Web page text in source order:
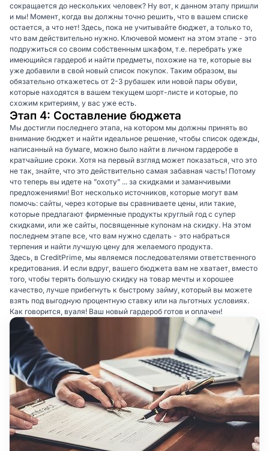
сокращается до нескольких человек? Ну вот, к данном этапу пришли
и мы! Момент, когда вы должны точно решить, что в вашем списке
остается, а что нет! Здесь, пока не учитывайте бюджет, а только то,
что вам действительно нужно. Ключевой момент на этом этапе - это
подружиться со своим собственным шкафом, т.е. перебрать уже
имеющийся гардероб и найти предметы, похожие на те, которые вы
уже добавили в свой новый список покупок. Таким образом, вы
обязательно откажетесь от 2-3 рубашек или новой пары обуви,
которые находятся в вашем текущем шорт-листе и которые, по
схожим критериям, у вас уже есть.
Этап 4: Составление бюджета
Мы достигли последнего этапа, на котором мы должны принять во
внимание бюджет и найти идеальное решение, чтобы список одежды,
написанный на бумаге, можно было найти в личном гардеробе в
кратчайшие сроки. Хотя на первый взгляд может показаться, что это
не так, знайте, что это действительно самая забавная часть! Потому
что теперь вы идете на ”охоту” ... за скидками и заманчивыми
предложениями! Вот несколько источников, которые могут вам
помочь: сайты, через которые вы сравниваете цены, или такие,
которые предлагают фирменные продукты круглый год с супер
скидками, или же сайты, посвященные купонам на скидку. На этом
последнем этапе все, что вам нужно сделать - это набраться
терпения и найти лучшую цену для желаемого продукта.
Здесь, в CreditPrime, мы являемся последователями ответственного
кредитования. И если вдруг, вашего бюджета вам не хватает, вместо
того, чтобы терять большую скидку на товар мечты и хорошее
качество, лучше прибегнуть к быстрому займу, который вы можете
взять под выгодную процентную ставку или на льготных условиях.
Как говорится, вуаля! Ваш новый гардероб готов и оплачен!